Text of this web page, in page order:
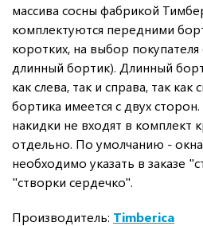
массива сосны фабрикой
комплектуются передними
коротких, на выбор
длинный бортик). Длинный
как слева, так и справа, так как
бортика имеется с двух
накидки не входят в комплект
отдельно. По умолчанию -
необходимо указать в заказе
"створки сердечко".
Производитель: Timberica